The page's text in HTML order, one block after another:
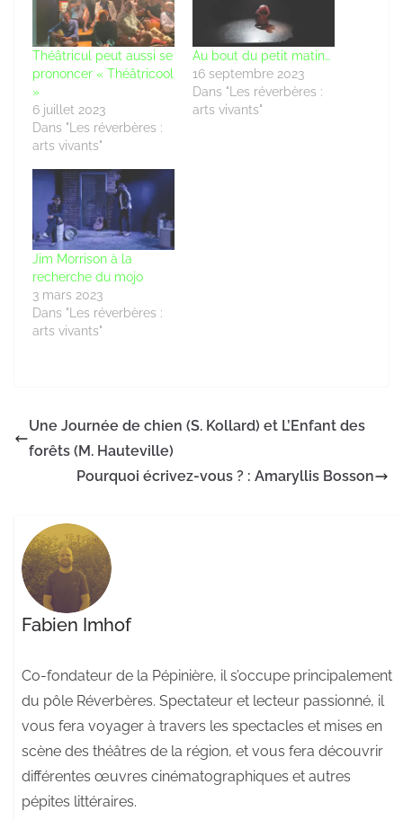
Théâtricul peut aussi se
prononcer « Théâtricool
»
6 juillet 2023
Dans "Les réverbères :
arts vivants"
Au bout du petit matin…
16 septembre 2023
Dans "Les réverbères :
arts vivants"
Jim Morrison à la
recherche du mojo
3 mars 2023
Dans "Les réverbères :
arts vivants"
Une Journée de chien (S. Kollard) et L’Enfant des
forêts (M. Hauteville)
Pourquoi écrivez-vous ? : Amaryllis Bosson
Fabien Imhof
Co-fondateur de la Pépinière, il s’occupe principalement
du pôle Réverbères. Spectateur et lecteur passionné, il
vous fera voyager à travers les spectacles et mises en
scène des théâtres de la région, et vous fera découvrir
différentes œuvres cinématographiques et autres
pépites littéraires.